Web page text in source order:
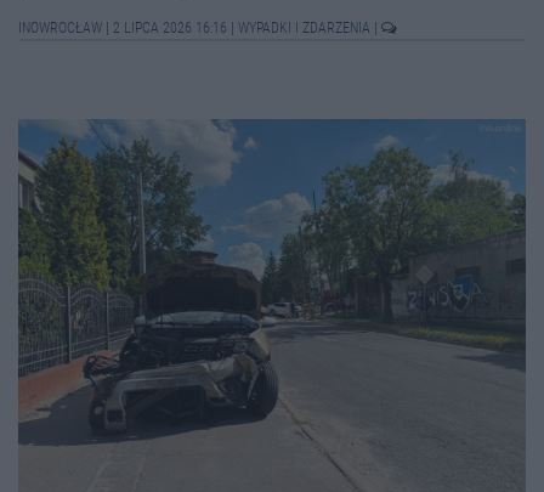
INOWROCŁAW 2 LIPCA 2026 16:16 WYPADKI I ZDARZENIA